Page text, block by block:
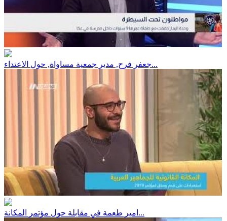
جعفر فرح, مدير جمعية مساواة, حول الاعتداء...
امير طعمة في مقابلة حول مؤتمر المكانة...